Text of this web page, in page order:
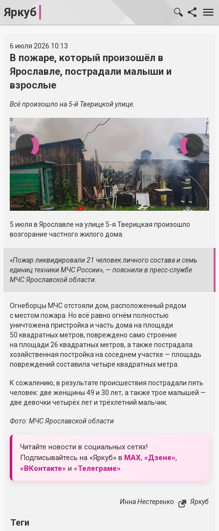
Яркуб
6 июля 2026 10:13
В пожаре, который произошёл в
Ярославле, пострадали малыши и
взрослые
Всё произошло на 5-й Тверицкой улице.
5 июля в Ярославле на улице 5-я Тверицкая произошло
возгорание частного жилого дома.
«Пожар ликвидировали 21 человек личного состава и семь
единиц техники МЧС России», — пояснили в пресс-службе
МЧС Ярославской области.
Огнеборцы МЧС отстояли дом, расположенный рядом
с местом пожара. Но всё равно огнём полностью
уничтожена пристройка и часть дома на площади
50 квадратных метров, повреждено само строение
на площади 26 квадратных метров, а также пострадала
хозяйственная постройка на соседнем участке — площадь
повреждений составила четыре квадратных метра.
К сожалению, в результате происшествия пострадали пять
человек: две женщины 49 и 30 лет, а также трое малышей —
две девочки четырёх лет и трёхлетний мальчик.
Фото: МЧС Ярославской области
Читайте новости в социальных сетях!
Подписывайтесь на «Яркуб» в MAX, «Дзене»,
«ВКонтакте» и «Телеграме».
Инна Нестеренко Яркуб
Теги